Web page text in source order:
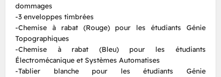
dommages
-3 enveloppes timbrées
-Chemise à rabat (Rouge) pour les étudiants Génie
Topographiques
-Chemise à rabat (Bleu) pour les étudiants
Électromécanique et Systèmes Automatises
-Tablier blanche pour les étudiants Génie